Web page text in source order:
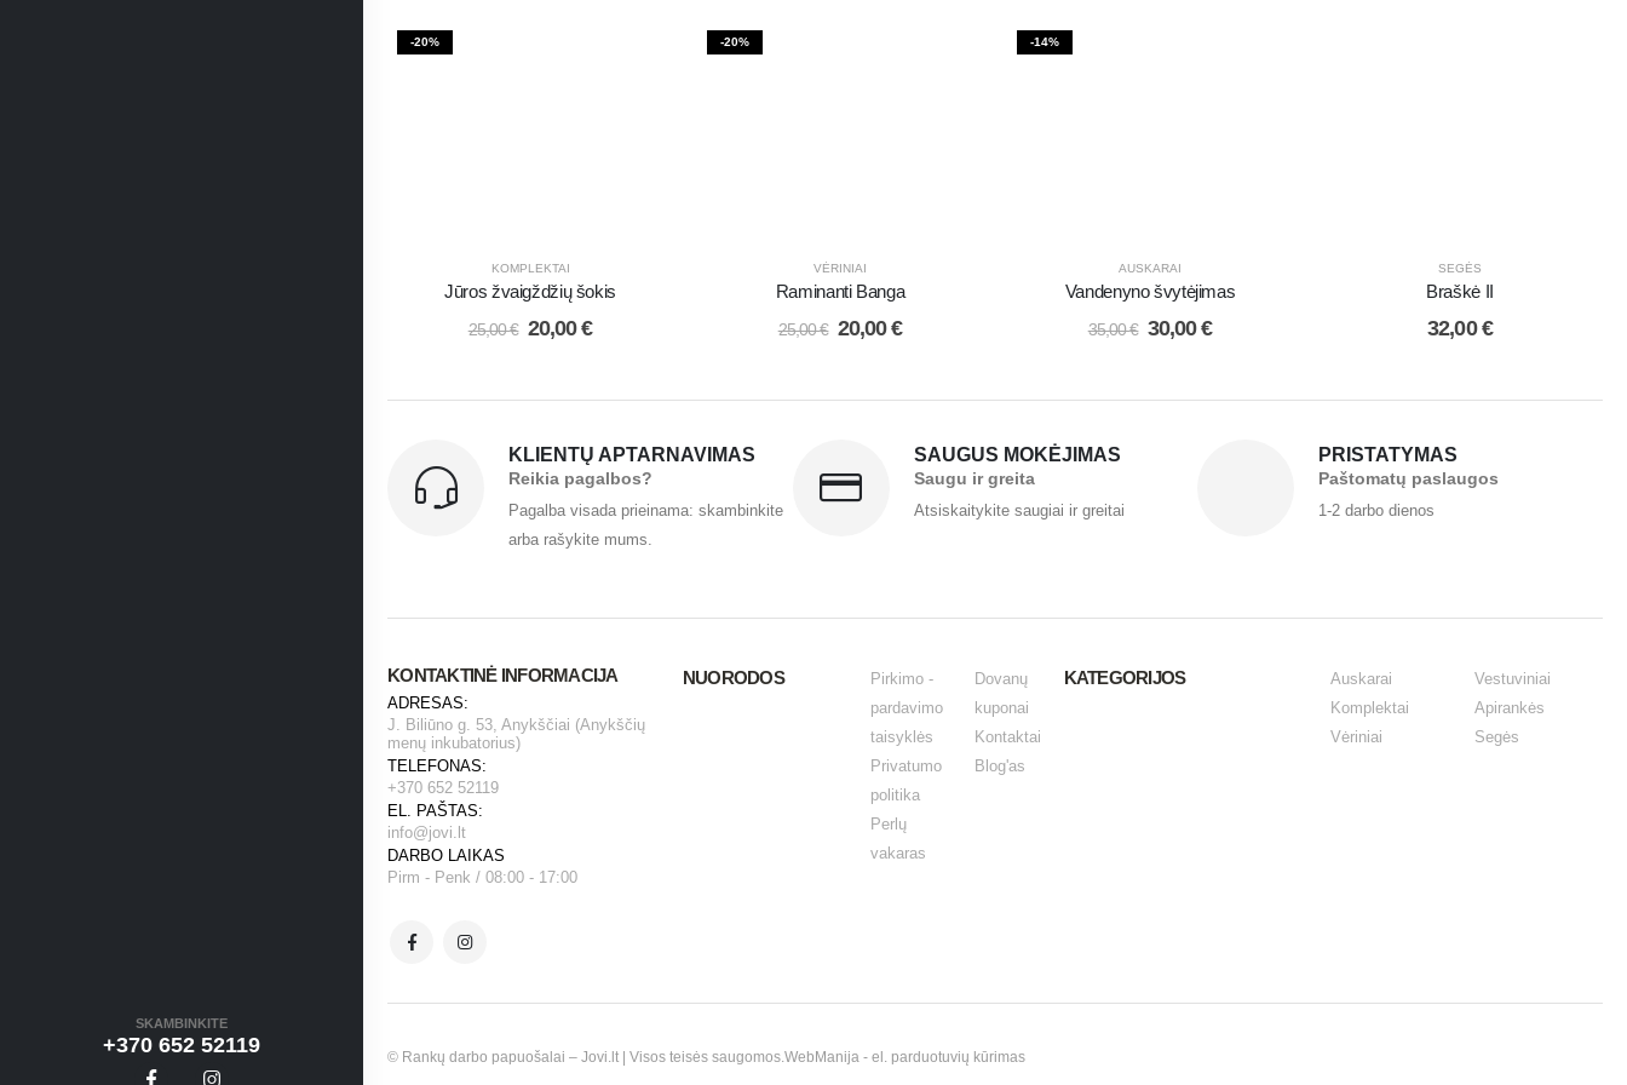
SKAMBINKITE
+370 652 52119
-20%
KOMPLEKTAI
Jūros žvaigždžių šokis
25,00€ 20,00€
-20%
VĖRINIAI
Raminanti Banga
25,00€ 20,00€
-14%
AUSKARAI
Vandenyno švytėjimas
35,00€ 30,00€
SEGĖS
Braškė II
32,00€
KLIENTŲ APTARNAVIMAS
Reikia pagalbos?
Pagalba visada prieinama: skambinkite
arba rašykite mums.
SAUGUS MOKĖJIMAS
Saugu ir greita
Atsiskaitykite saugiai ir greitai
PRISTATYMAS
Paštomatų paslaugos
1-2 darbo dienos
KONTAKTINĖ INFORMACIJA
ADRESAS:
J. Biliūno g. 53, Anykščiai (Anykščių
menų inkubatorius)
TELEFONAS:
+370 652 52119
EL. PAŠTAS:
info@jovi.lt
DARBO LAIKAS
Pirm - Penk / 08:00 - 17:00
NUORODOS
Pirkimo -
pardavimo
taisyklės
Privatumo
politika
Perlų
vakaras
Dovanų
kuponai
Kontaktai
Blog'as
KATEGORIJOS
Auskarai
Komplektai
Vėriniai
Vestuviniai
Apirankės
Segės
© Rankų darbo papuošalai – Jovi.lt | Visos teisės saugomos. WebManija - el. parduotuvių kūrimas